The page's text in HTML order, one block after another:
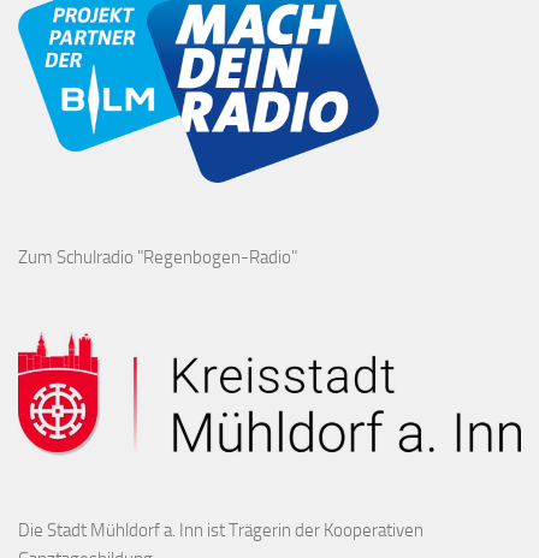
Zum Schulradio "Regenbogen-Radio"
Die Stadt Mühldorf a. Inn ist Trägerin der Kooperativen